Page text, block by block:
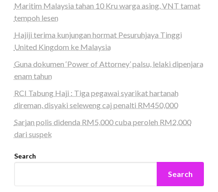
Maritim Malaysia tahan 10 Kru warga asing, VNT tamat
tempoh lesen
Hajiji terima kunjungan hormat Pesuruhjaya Tinggi
United Kingdom ke Malaysia
Guna dokumen ‘Power of Attorney’ palsu, lelaki dipenjara
enam tahun
RCI Tabung Haji : Tiga pegawai syarikat hartanah
direman, disyaki seleweng caj penalti RM450,000
Sarjan polis didenda RM5,000 cuba peroleh RM2,000
dari suspek
Search
Search